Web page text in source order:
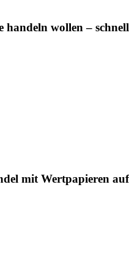
handeln wollen – schnell
mit Wertpapieren auf